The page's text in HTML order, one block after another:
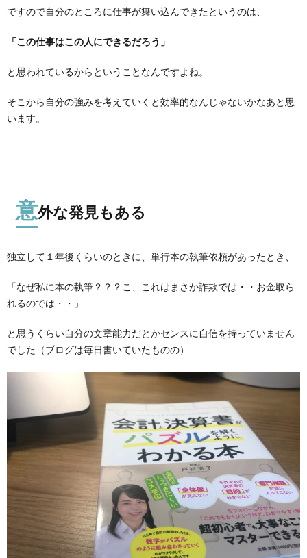
ですので自分のところに仕事が舞い込んできたというのは、
「この仕事はこの人にできるだろう」
と思われているからということなんですよね。
そこから自分の強みを考えていくと効率的なんじゃないかなあと思
います。
意外な発見もある
独立して１年後くらいのときに、単行本の執筆依頼があったとき、
「なぜ私に本の執筆？？？こ、これはまさか詐欺では・・お金取ら
れるのでは・・」
と思うくらい自分の文章能力だとかセンスに自信を持っていません
でした（ブログは毎日書いていたものの）